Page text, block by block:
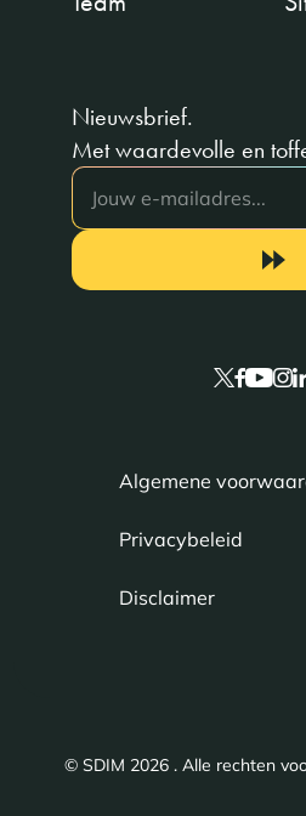
Nieuwsbrief.
Met waardevolle en
Algemene
Privacybeleid
Disclaimer
© SDIM 2026 . Alle rechten